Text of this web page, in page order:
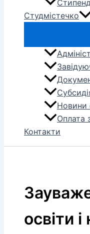
Студмістечко
Новини
Оплата
Контакти
освіти